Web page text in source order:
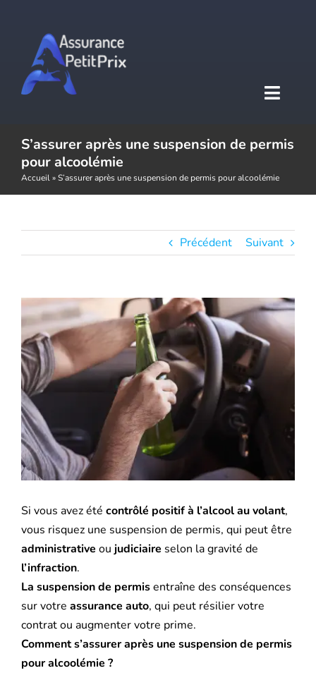
contenu
Accueil
Assurance auto
Mutuelle santé
Assurance Décennale
Blog
S’assurer après une suspension de permis
pour alcoolémie
Accueil»S’assurer après une suspension de permis pour alcoolémie
Précédent Suivant
Voir
l'image
agrandie
Si vous avez été contrôlé positif à l’alcool au volant,
vous risquez une suspension de permis, qui peut être
administrative ou judiciaire selon la gravité de
l’infraction.
La suspension de permisentraîne des conséquences
sur votre assurance auto, qui peut résilier votre
contrat ou augmenter votre prime.
Comment s’assurer après une suspension de permis
pour alcoolémie ?